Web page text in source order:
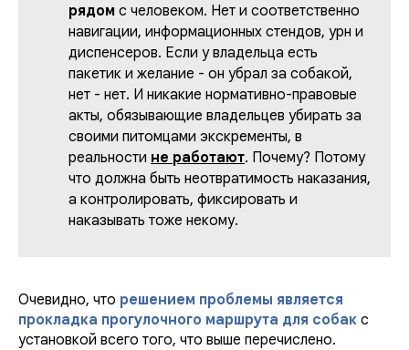
рядом с человеком. Нет и соответственно
навигации, информационных стендов, урн и
диспенсеров. Если у владельца есть
пакетик и желание - он убрал за собакой,
нет - нет. И никакие нормативно-правовые
акты, обязывающие владельцев убирать за
своими питомцами экскременты, в
реальности не работают. Почему? Потому
что должна быть неотвратимость наказания,
а контролировать, фиксировать и
наказывать тоже некому.
Очевидно, что решением проблемы является
прокладка прогулочного маршрута для собак с
установкой всего того, что выше перечислено.